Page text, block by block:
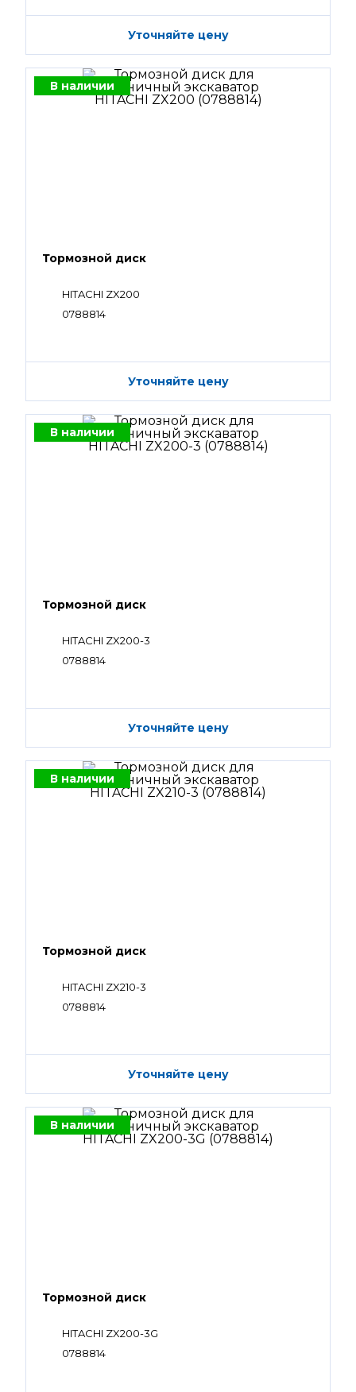
Уточняйте цену
В наличии
Тормозной диск
HITACHI ZX200
0788814
Уточняйте цену
В наличии
Тормозной диск
HITACHI ZX200-3
0788814
Уточняйте цену
В наличии
Тормозной диск
HITACHI ZX210-3
0788814
Уточняйте цену
В наличии
Тормозной диск
HITACHI ZX200-3G
0788814